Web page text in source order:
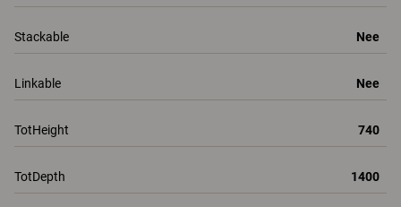
Stackable Nee
Linkable Nee
TotHeight 740
TotDepth 1400